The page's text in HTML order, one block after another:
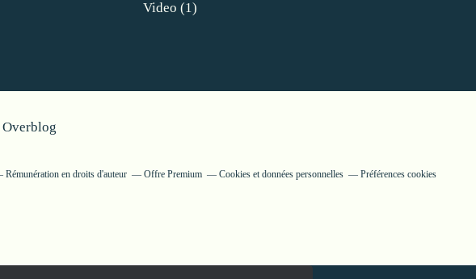
Video (1)
Overblog
Rémunération en droits d'auteur Offre Premium Cookies et données personnelles Préférences cookies